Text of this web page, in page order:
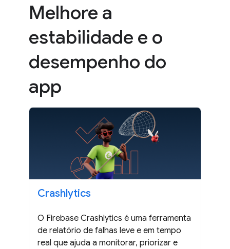
Melhore a
estabilidade e o
desempenho do
app
Crashlytics
O Firebase Crashlytics é uma ferramenta
de relatório de falhas leve e em tempo
real que ajuda a monitorar, priorizar e